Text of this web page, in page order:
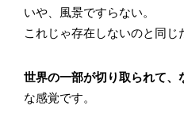
いや、風景ですらない。
これじゃ存在しないのと同じ
世界の一部が切り取られて、
な感覚です。